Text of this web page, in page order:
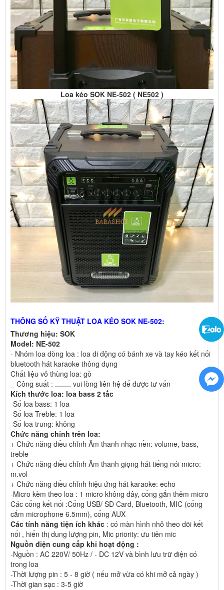
Loa kéo SOK NE-502 ( NE502 )
THÔNG SỐ KỸ THUẬT LOA KÉO SOK NE-502:
Thương hiệu: SOK
Model: NE-502
- Nhóm loa dòng loa : loa di động có bánh xe và tay kéo kết nối
bluetooth hát karaoke thông dụng
Chất liệu vỏ thùng loa: gỗ
_ Công suất : ........ vui lòng liên hệ để được tư vấn
Kích thước loa: loa bass 2 tấc
-Số loa bass: 1 loa
-Số loa Treble: 1 loa
-Số loa trung: không
Chức năng chỉnh trên loa:
+ Chức năng điều chỉnh Âm thanh nhạc nền: volume, bass,
treble
+ Chức năng điều chỉnh Âm thanh giọng hát tiếng nói micro:
m.vol
+ Chức năng điều chỉnh hiệu ứng hát karaoke: echo
-Micro kèm theo loa : 1 micro không dây, cổng gắn thêm micro
Các cổng kết nối :Cổng USB/ SD Card, Bluetooth, MIC (cổng
cắm microphone 6.5mm), cổng AUX
Các tính năng tiện ích khác : có màn hình nhỏ theo dõi kết
nối , hiển thị dung lượng pin, Mic priority: ưu tiên mic
Nguồn điện cung cấp khi hoạt động :
-Nguồn : AC 220V/ 50Hz / - DC 12V và bình lưu trữ điện có
trong loa
-Thời lượng pin : 5 - 8 giờ ( nếu mở vừa có khi mở cả ngày )
-Thời gian sạc : 3-5 giờ